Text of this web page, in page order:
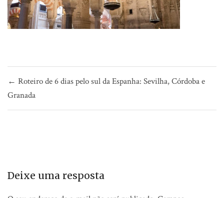
de
Post
← Roteiro de 6 dias pelo sul da Espanha: Sevilha, Córdoba e
Granada
Deixe uma resposta